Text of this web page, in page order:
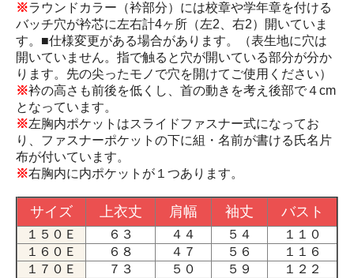
※ラウンドカラー（衿部分）には校章や学年章を付ける
バッチ穴が衿芯に左右計4ヶ所（左2、右2）開いていま
す。■仕様変更がある場合があります。（表生地に穴は
開いていません。指で触ると穴が開いている部分が分か
ります。先の尖ったモノで穴を開けてご使用ください）
※衿の高さも前後を低くし、首の動きを考え後部で４cm
となっています。
※左胸内ポケットはスライドファスナー式になってお
り、ファスナーポケットの下に組・名前が書ける氏名片
布が付いています。
※右胸内に内ポケットが１つあります。
サイズ 上衣丈 肩幅 袖丈 バスト
１５０Ｅ ６３ ４４ ５４
１１０
１６０Ｅ
６８ ４７ ５６
１１６
１７０Ｅ
７３ ５０ ５９
１２２